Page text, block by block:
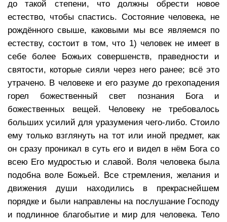
до такой степени, что должны обрести новое
естество, чтобы спастись. Состояние человека, не
рождённого свыше, каковыми мы все являемся по
естеству, состоит в том, что 1) человек не имеет в
себе более Божьих совершенств, праведности и
святости, которые сияли через него ранее; всё это
утрачено. В человеке и его разуме до грехопадения
горел божественный свет познания Бога и
божественных вещей. Человеку не требовалось
больших усилий для уразумения чего-либо. Стоило
ему только взглянуть на тот или иной предмет, как
он сразу проникал в суть его и видел в нём Бога со
всею Его мудростью и славой. Воля человека была
подобна воле Божьей. Все стремления, желания и
движения души находились в прекраснейшем
порядке и были направлены на послушание Господу
и подлинное благобытие и мир для человека. Тело